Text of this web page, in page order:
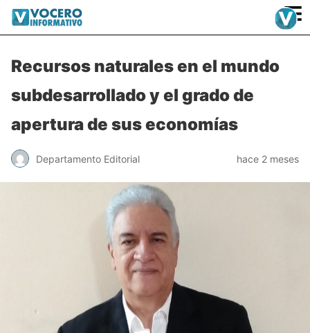
≡
Recursos naturales en el mundo
subdesarrollado y el grado de
apertura de sus economías
Departamento Editorial hace 2 meses